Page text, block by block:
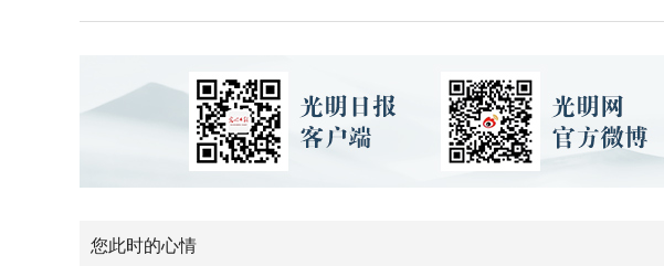
您此时的心情